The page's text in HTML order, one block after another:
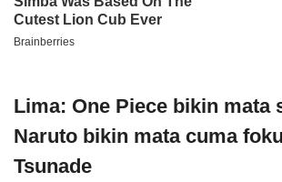
Lima: One Piece bikin mata
Naruto bikin mata cuma
Tsunade